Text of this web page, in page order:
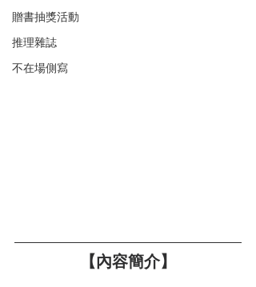
贈書抽獎活動
推理雜誌
不在場側寫
【內容簡介】